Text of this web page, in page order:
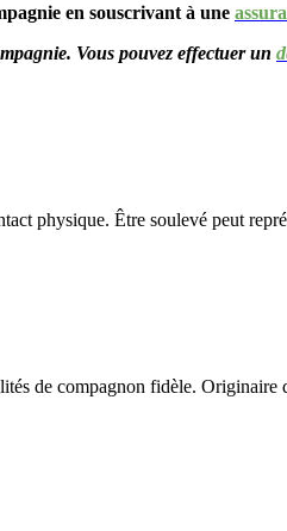
en souscrivant à une
Vous pouvez effectuer un
physique. Être soulevé peut
de compagnon fidèle. Originaire